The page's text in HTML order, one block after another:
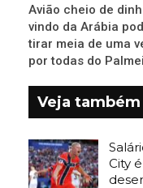
Avião cheio de
vindo da Arábia
tirar meia de uma
por todas do
Veja também
City